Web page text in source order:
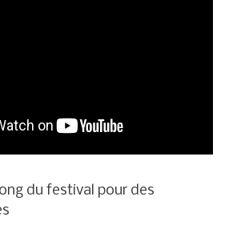
du festival pour des